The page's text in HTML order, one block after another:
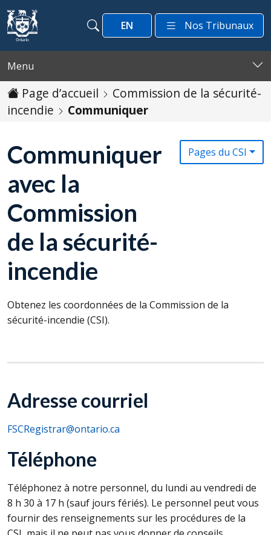
Passer au contenu
Recherche
Recherche
EN Nos Tribunaux
Menu
Page d’accueil
Commission de la sécurité-
incendie
Communiquer
Communiquer
avec la
Commission
de la sécurité-
incendie
Pages du CSI
Obtenez les coordonnées de la Commission de la
sécurité-incendie (CSI).
Adresse courriel
FSCRegistrar@ontario.ca
Téléphone
Téléphonez à notre personnel, du lundi au vendredi de
8 h 30 à 17 h (sauf jours fériés). Le personnel peut vous
fournir des renseignements sur les procédures de la